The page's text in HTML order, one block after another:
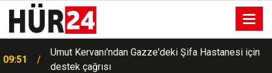
09:51
Umut Kervanı'ndan Gazze'deki Şifa Hastanesi için
destek çağrısı